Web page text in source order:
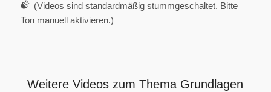
(Videos sind standardmäßig stummgeschaltet. Bitte
Ton manuell aktivieren.)
Weitere Videos zum Thema Grundlagen